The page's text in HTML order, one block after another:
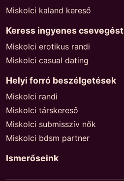
Miskolci kaland kereső
Keress ingyenes csevegést
Miskolci erotikus randi
Miskolci casual dating
Helyi forró beszélgetések
Miskolci randi
Miskolci társkereső
Miskolci submisszív nők
Miskolci bdsm partner
Ismerőseink